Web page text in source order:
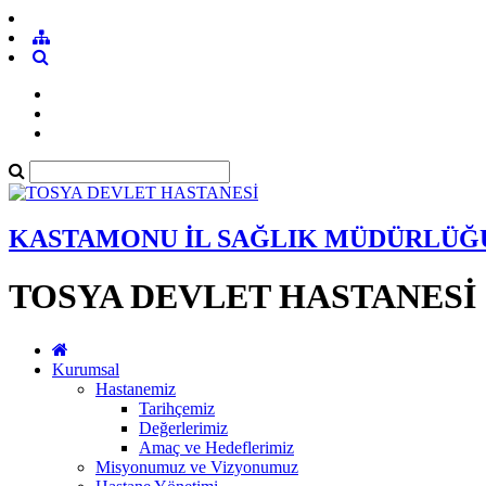
KASTAMONU İL SAĞLIK
TOSYA DEVLET HASTANESİ
Kurumsal
Hastanemiz
Tarihçemiz
Değerlerimiz
Amaç ve Hedeflerimiz
Misyonumuz ve Vizyonumuz